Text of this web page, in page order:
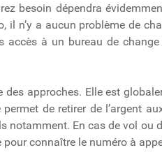
besoin dépendra
il n’y a aucun problème de
accès à un bureau de
approches. Elle est
de retirer de l’argent
notamment. En cas de vol ou
connaître le numéro à